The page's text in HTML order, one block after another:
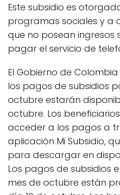
Este subsidio es
programas sociales y a
que no posean ingresos
pagar el servicio de
El Gobierno de
los pagos de subsidios
octubre estarán
octubre. Los
acceder a los pagos a
aplicación Mi Subsidio,
para descargar en
Los pagos de subsidios
mes de octubre están